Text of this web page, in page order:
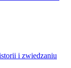
i zwiedzaniu